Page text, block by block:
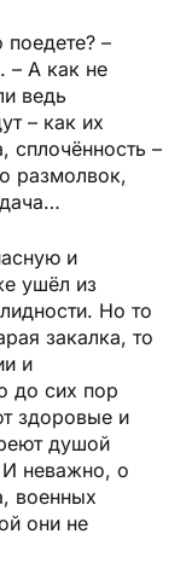
–
– А как не
ведь
– как их
сплочённость –
размолвок,
и
ушёл из
Но то
закалка, то
и
до сих пор
здоровые и
душой
И неважно, о
военных
они не